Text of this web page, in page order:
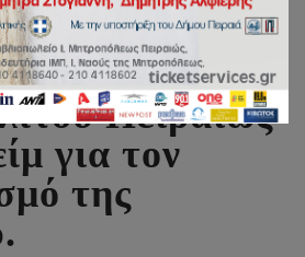
Πειραιώς
για τον
της